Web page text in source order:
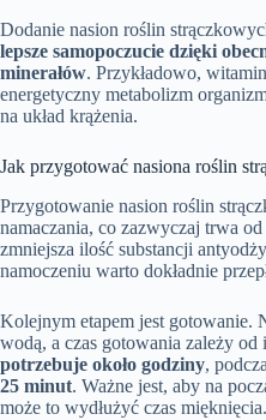
Dodanie nasion roślin
lepsze samopoczucie dzięki
minerałów. Przykładowo,
energetyczny metabolizm
na układ krążenia.
Jak przygotować nasiona roślin
Przygotowanie nasion roślin
namaczania, co zazwyczaj trwa
zmniejsza ilość substancji
namoczeniu warto dokładnie
Kolejnym etapem jest gotowanie.
wodą, a czas gotowania zależy od
potrzebuje około godziny,
25 minut. Ważne jest, aby na
może to wydłużyć czas mięknięcia.